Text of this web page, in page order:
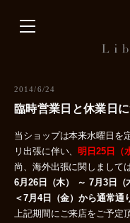
プ
2014/6/24
臨時営業日と休業日
当ショップは本来水曜日を
リ出張に伴い、明日25日（
尚、海外出張に関しまして
6月26日（木） ～ 7月3日
＜7月4日（金）から通常通
上記期間にご来店をご予定